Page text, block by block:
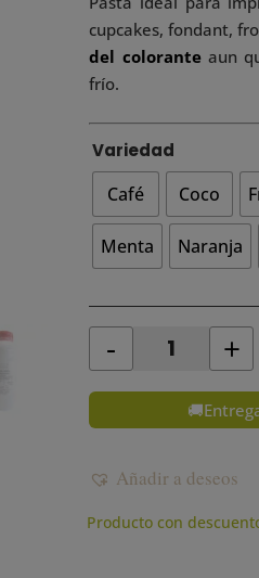
cupcakes, fondant,
del coloranteaun
frío.
Variedad
Café Coco
Menta Naranja
Quantity
- +
Añadir a deseos
Producto con